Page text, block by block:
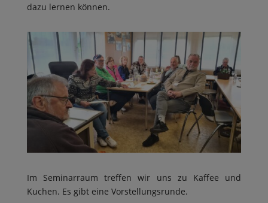
dazu lernen können.
Im Seminarraum treffen wir uns zu Kaffee und
Kuchen. Es gibt eine Vorstellungsrunde.